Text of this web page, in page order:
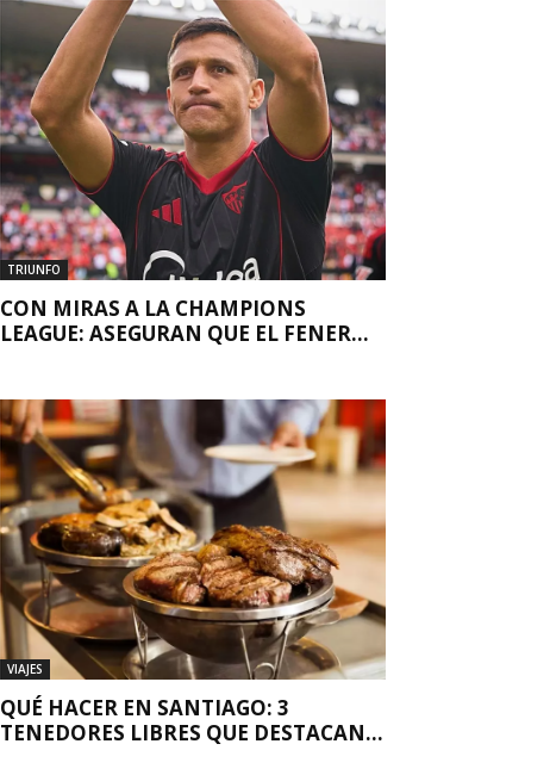
TRIUNFO
CON MIRAS A LA CHAMPIONS
LEAGUE: ASEGURAN QUE EL FENER...
VIAJES
QUÉ HACER EN SANTIAGO: 3
TENEDORES LIBRES QUE DESTACAN...